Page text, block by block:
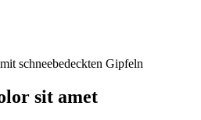
sit amet